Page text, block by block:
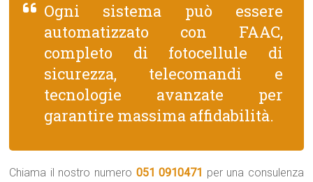
Ogni sistema può essere
automatizzato con FAAC,
completo di fotocellule di
sicurezza, telecomandi e
tecnologie avanzate per
garantire massima affidabilità.
Chiama il nostro numero 051 0910471 per una consulenza